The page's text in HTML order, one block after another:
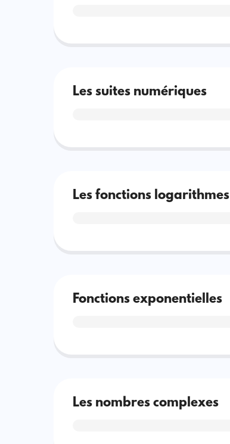
Les suites numériques
Les fonctions logarithmes
Fonctions exponentielles
Les nombres complexes